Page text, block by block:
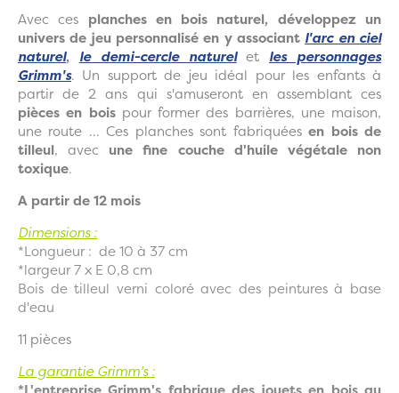
Avec ces planches en bois naturel, développez un
univers de jeu personnalisé en y associant l'arc en ciel
naturel, le demi-cercle naturelet les personnages
Grimm's. Un support de jeu idéal pour les enfants à
partir de 2 ans qui s'amuseront en assemblant ces
pièces en boispour former des barrières, une maison,
une route ... Ces planches sont fabriquéesen bois de
tilleul, avec une fine couche d'huile végétale non
toxique.
A partir de 12 mois
Dimensions :
*Longueur : de 10 à 37 cm
*largeur 7 x E 0,8 cm
Bois de tilleul verni coloré avec des peintures à base
d'eau
11 pièces
La garantie Grimm's :